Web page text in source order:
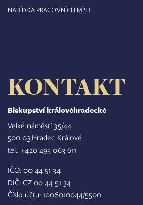
NABÍDKA PRACOVNÍCH MÍST
KONTAKT
Biskupství královéhradecké
Velké náměstí 35/44
500 03 Hradec Králové
tel.: +420 495 063 611
IČO: 00 44 51 34
DIČ: CZ 00 44 51 34
Číslo účtu: 1006010044/5500